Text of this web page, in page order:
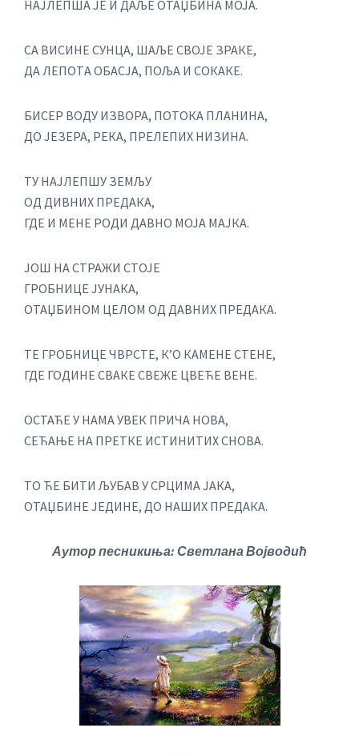
НАЈЛЕПША ЈЕ И ДАЉЕ ОТАЏБИНА МОЈА.
СА ВИСИНЕ СУНЦА, ШАЉЕ СВОЈЕ ЗРАКЕ,
ДА ЛЕПОТA ОБАСЈА, ПОЉА И СОКАКЕ.
БИСЕР ВОДУ ИЗВОРА, ПОТОКА ПЛАНИНА,
ДО ЈЕЗЕРА, РЕКА, ПРЕЛЕПИХ НИЗИНА.
ТУ НАЈЛЕПШУ ЗЕМЉУ
ОД ДИВНИХ ПРЕДАКА,
ГДЕ И МЕНЕ РОДИ ДАВНО МОЈА МАЈКА.
ЈОШ НА СТРАЖИ СТОЈЕ
ГРОБНИЦЕ ЈУНАКА,
ОТАЏБИНОМ ЦЕЛОМ ОД ДАВНИХ ПРЕДАКА.
ТЕ ГРОБНИЦЕ ЧВРСТЕ, К’О КАМЕНЕ СТЕНЕ,
ГДЕ ГОДИНЕ СВАКЕ СВЕЖЕ ЦВЕЋЕ ВЕНЕ.
ОСТАЋЕ У НАМА УВЕК ПРИЧА НОВА,
СЕЋАЊЕ НА ПРЕTКЕ ИСТИНИТИХ СНОВА.
ТО ЋЕ БИТИ ЉУБАВ У СРЦИМА ЈАКА,
ОТАЏБИНЕ ЈЕДИНЕ, ДО НАШИХ ПРЕДАКА.
Аутор песникиња: Светлана Војводић